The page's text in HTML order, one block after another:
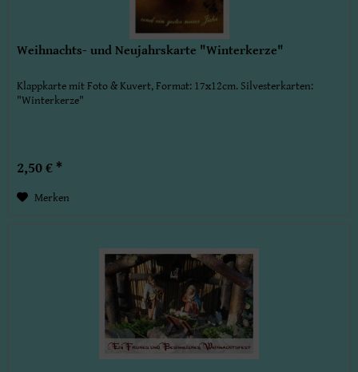
Weihnachts- und Neujahrskarte "Winterkerze"
Klappkarte mit Foto & Kuvert, Format: 17x12cm. Silvesterkarten:
"Winterkerze"
2,50 € *
Merken